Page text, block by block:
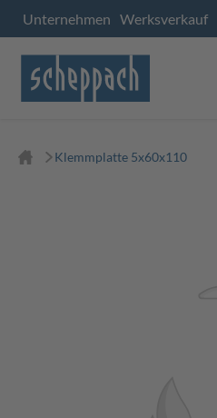
Unternehmen Werksverkauf
Klemmplatte 5x60x110